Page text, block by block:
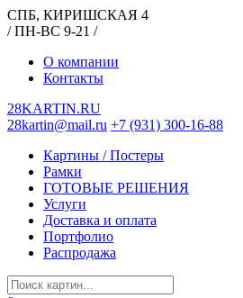
СПБ, КИРИШСКАЯ 4
/ ПН-ВС 9-21 /
О компании
Контакты
28KARTIN.RU
28kartin@mail.ru +7 (931) 300-16-88
Картины / Постеры
Рамки
ГОТОВЫЕ РЕШЕНИЯ
Услуги
Доставка и оплата
Портфолио
Распродажа